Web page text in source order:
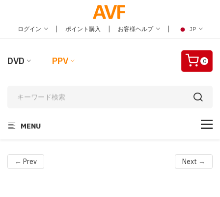
ログイン | ポイント購入 | お客様ヘルプ | JP
DVD PPV 0
MENU
← Prev Next →